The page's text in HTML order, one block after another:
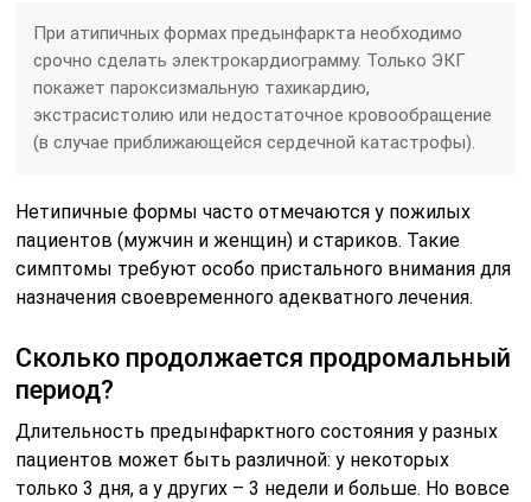
При атипичных формах предынфаркта необходимо
срочно сделать электрокардиограмму. Только ЭКГ
покажет пароксизмальную тахикардию,
экстрасистолию или недостаточное кровообращение
(в случае приближающейся сердечной катастрофы).
Нетипичные формы часто отмечаются у пожилых
пациентов (мужчин и женщин) и стариков. Такие
симптомы требуют особо пристального внимания для
назначения своевременного адекватного лечения.
Сколько продолжается продромальный
период?
Длительность предынфарктного состояния у разных
пациентов может быть различной: у некоторых
только 3 дня, а у других – 3 недели и больше. Но вовсе